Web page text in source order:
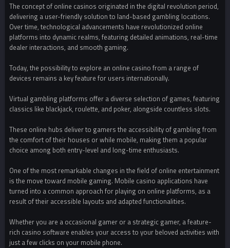
The concept of online casinos originated in the digital revolution period,
delivering a user-friendly solution to land-based gambling locations.
Over time, technological advancements have revolutionized online
platforms into dynamic realms, featuring detailed animations, real-time
dealer interactions, and smooth gaming.
Today, the possibility to explore an online casino from a range of
devices remains a key feature for users internationally.
Virtual gambling platforms offer a diverse selection of games, featuring
classics like blackjack, roulette, and poker, alongside countless slots.
These online hubs deliver to gamers the accessibility of gambling from
the comfort of their houses or while mobile, making them a popular
choice among both entry-level and long-time enthusiasts.
One of the most remarkable changes in the field of online entertainment
is the move toward mobile gaming. Mobile casino applications have
turned into a common approach for playing on online platforms, as a
result of their accessible layouts and adapted functionalities.
Whether you are a occasional gamer or a strategic gamer, a feature-
rich casino software enables your access to your beloved activities with
just a few clicks on your mobile phone.